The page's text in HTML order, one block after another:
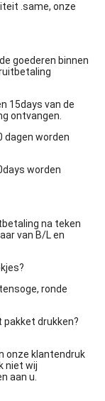
.same, onze
goederen binnen
15days van de
ontvangen.
dagen worden
worden
na teken
van B/L en
ronde
pakket drukken?
onze klantendruk
niet wij
aan u.